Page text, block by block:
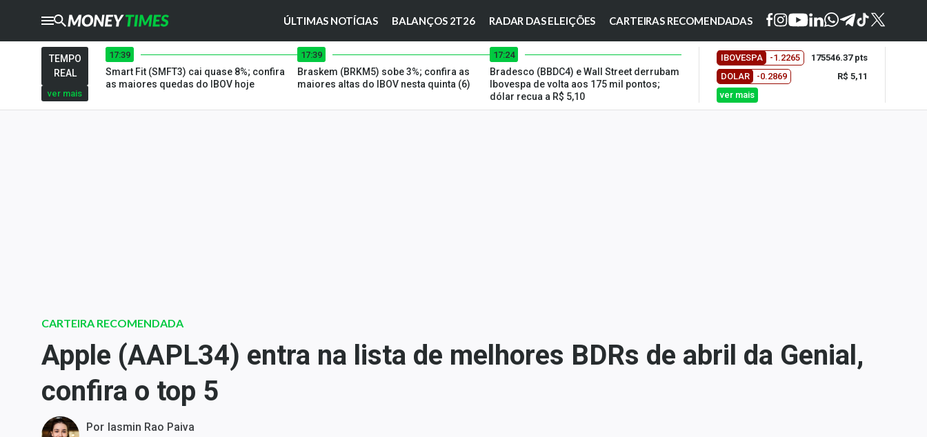
ÚLTIMAS NOTÍCIAS BALANÇOS 2T26 RADAR DAS ELEIÇÕES CARTEIRAS RECOMENDADAS
CRYPTOTIMES
TIMES
Ibovespa
Carteiras Recomendadas
Central de Dividendos
Central de Fundos
Central dos IPOs
Renda Fixa
TEMPO
REAL
ver mais
17:39
Smart Fit (SMFT3) cai quase 8%; confira
as maiores quedas do IBOV hoje
17:39
Braskem (BRKM5) sobe 3%; confira as
maiores altas do IBOV nesta quinta (6)
17:24
Bradesco (BBDC4) e Wall Street derrubam
Ibovespa de volta aos 175 mil pontos;
dólar recua a R$ 5,10
IBOVESPA -1.2265
175546.37 pts
DOLAR
-0.2869
R$ 5,11
ver mais
CARTEIRA RECOMENDADA
Apple (AAPL34) entra na lista de melhores BDRs de abril da Genial,
confira o top 5
Por Iasmin Rao Paiva